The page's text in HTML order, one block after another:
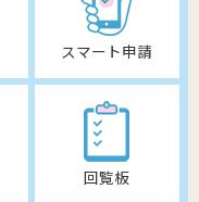
スマート申請
回覧板